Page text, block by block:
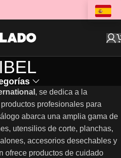
, se dedica a la
profesionales para
abarca una amplia gama de
utensilios de corte, planchas,
accesorios desechables y
ofrece productos de cuidado